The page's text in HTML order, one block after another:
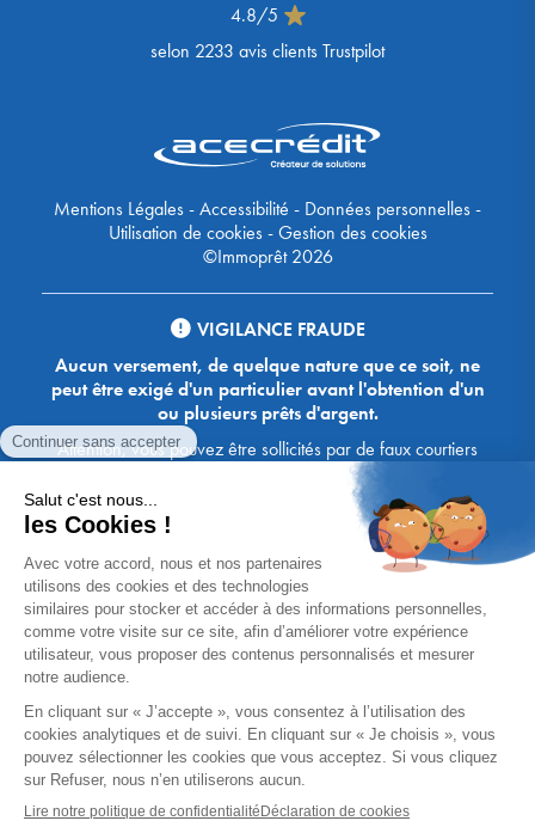
4.8/5
selon 2233 avis clients Trustpilot
Mentions Légales-Accessibilité - Données personnelles-
Utilisation de cookies-Gestion des cookies
©Immoprêt 2026
VIGILANCE FRAUDE
Aucun versement, de quelque nature que ce soit, ne
peut être exigé d'un particulier avant l'obtention d'un
ou plusieurs prêts d'argent.
Attention, vous pouvez être sollicités par de faux courtiers
Ace Crédit / Immoprêt, qui vous proposent de bénéficier de
crédits, en vous demandant de transmettre des documents,
des fonds, des coordonnées bancaires, etc. Soyez vigilants :
Immoprêt ne demande jamais à ses clients de virer sur ses
comptes des sommes prêtées par les banques, à l'exception
des honoraires des agences. Les courtiers Ace Crédit /
Immoprêt vous écrivent toujours d'une adresse mail
xxxx@acecredit.fr ou xxxx@immopret.fr.
* Taux fixe national hors assurance, pouvant varier selon votre région et
dossier. Exemple représentatif pour un montant emprunté de 200 000 €.
Taux débiteur fixe de 2.85 % et TAEG fixe (hors frais) de 3.21 % (taux
assurance emprunteur de 0,36%) sur 15 ans. 180 mensualités de
1 426,78 € (dont 60,00 € d'assurance). Coût total du crédit (hors frais) :
56 820,53 €. Montant total dû (hors frais) : 256 820,53 €.